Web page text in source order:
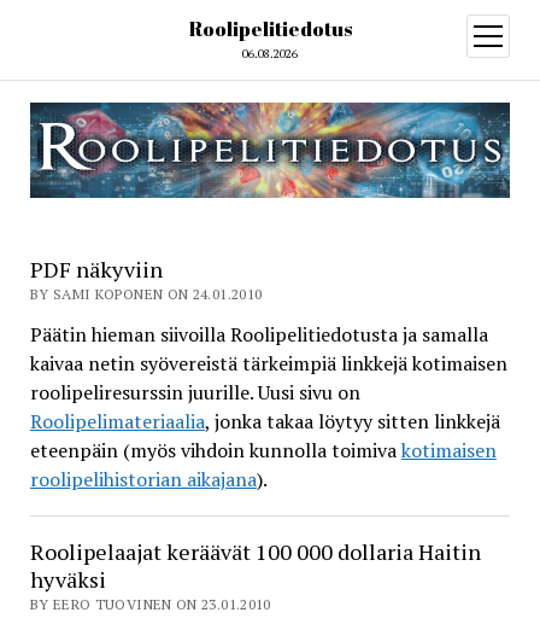
Roolipelitiedotus
06.08.2026
open
menu
Roolipelitiedotus
PDF näkyviin
BY SAMI KOPONEN ON 24.01.2010
Päätin hieman siivoilla Roolipelitiedotusta ja samalla
kaivaa netin syövereistä tärkeimpiä linkkejä kotimaisen
roolipeliresurssin juurille. Uusi sivu on
Roolipelimateriaalia, jonka takaa löytyy sitten linkkejä
eteenpäin (myös vihdoin kunnolla toimivakotimaisen
roolipelihistorian aikajana).
Roolipelaajat keräävät 100 000 dollaria Haitin
hyväksi
BY EERO TUOVINEN ON 23.01.2010